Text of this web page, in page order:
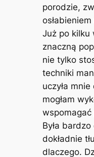
porodzie,
Już po kilku
znaczną
nie tylko
techniki
uczyła
mogłam
Była
dokładnie
dlaczego.